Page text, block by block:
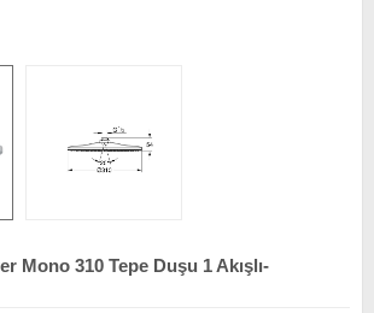
Mono 310 Tepe Duşu 1 Akışlı-